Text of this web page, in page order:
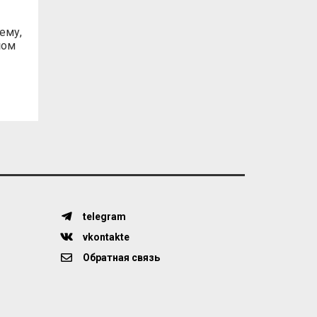
telegram
vkontakte
Обратная связь